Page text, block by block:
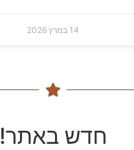
14 במרץ 2026
חדש באתר!